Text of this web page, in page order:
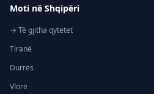
Moti në Shqipëri
→ Të gjitha qytetet
Tiranë
Durrës
Vlorë